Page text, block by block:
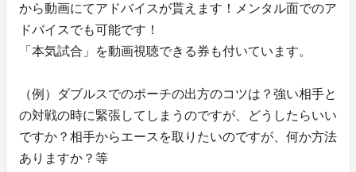
から動画にてアドバイスが貰えます！メンタル面でのア
ドバイスでも可能です！
「本気試合」を動画視聴できる券も付いています。
（例）ダブルスでのポーチの出方のコツは？強い相手と
の対戦の時に緊張してしまうのですが、どうしたらいい
ですか？相手からエースを取りたいのですが、何か方法
ありますか？等